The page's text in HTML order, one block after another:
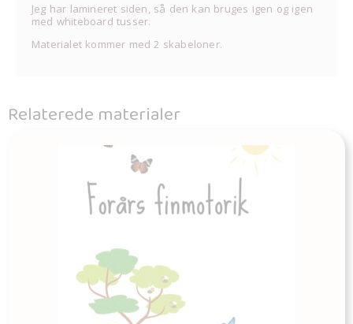
Jeg har lamineret siden, så den kan bruges igen og igen
med whiteboard tusser.
Materialet kommer med 2 skabeloner.
Relaterede materialer